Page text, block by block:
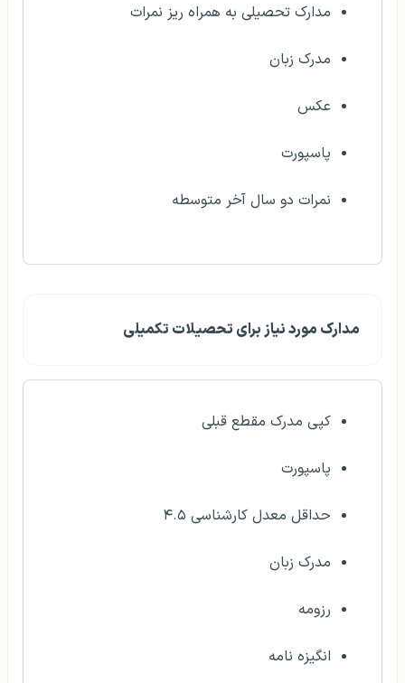
مدارک تحصیلی به همراه ریز نمرات
مدرک زبان
عکس
پاسپورت
نمرات دو سال آخر متوسطه
مدارک مورد نیاز برای تحصیلات تکمیلی
کپی مدرک مقطع قبلی
پاسپورت
حداقل معدل کارشناسی ۴.۵
مدرک زبان
رزومه
انگیزه نامه